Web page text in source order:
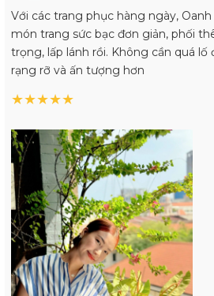
Với các trang phục hàng ngày,
món trang sức bạc đơn giản, phối
trọng, lấp lánh rồi. Không cần quá
rạng rỡ và ấn tượng hơn
★★★★★